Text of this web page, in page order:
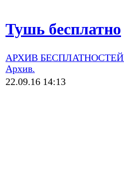
Тушь бесплатно
АРХИВ БЕСПЛАТНОСТЕЙ
Архив.
22.09.16 14:13